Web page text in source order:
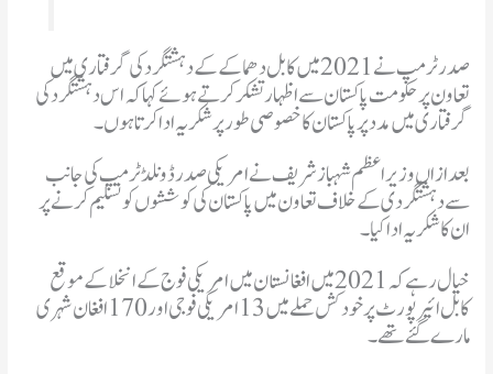
صدر ٹرمپ نے 2021 میں کابل دھماکے کے دہشتگرد کی گرفتاری میں
تعاون پر حکومت پاکستان سے اظہار تشکر کرتے ہوئے کہا کہ اس دہشتگرد کی
گرفتاری میں مدد پر پاکستان کا خصوصی طورپر شکریہ اداکرتا ہوں۔
بعد ازاں وزیراعظم شہباز شریف نے امریکی صدر ڈونلڈ ٹرمپ کی جانب
سے دہشتگردی کے خلاف تعاون میں پاکستان کی کوششوں کو تسلیم کرنے پر
ان کا شکریہ ادا کیا۔
خیال رہے کہ 2021 میں افغانستان میں امریکی فوج کے انخلا کے موقع
کابل ائیرپورٹ پر خود کش حملے میں 13 امریکی فوجی اور 170 افغان شہری
مارے گئے تھے۔